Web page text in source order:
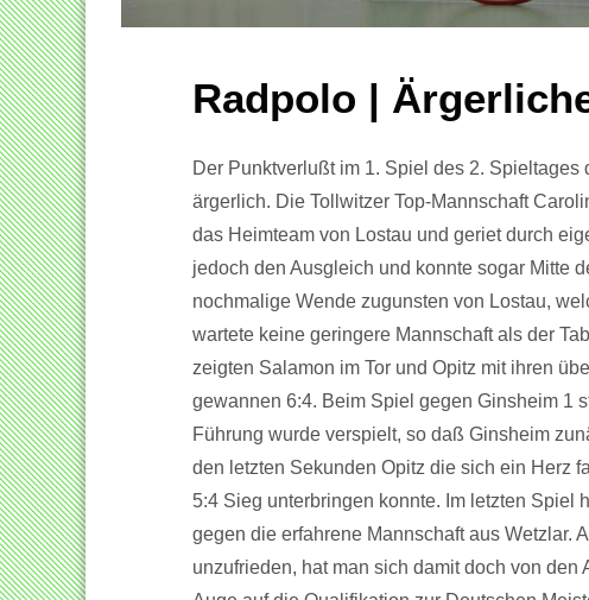
Radpolo |
Der Punktverlußt im 1. Spiel des 2.
ärgerlich. Die Tollwitzer Top-Mannschaft
das Heimteam von Lostau und geriet durch
jedoch den Ausgleich und konnte sogar Mitte
nochmalige Wende zugunsten von Lostau,
wartete keine geringere Mannschaft als der
zeigten Salamon im Tor und Opitz mit ihren
gewannen 6:4. Beim Spiel gegen Ginsheim 1
Führung wurde verspielt, so daß Ginsheim
den letzten Sekunden Opitz die sich ein Herz
5:4 Sieg unterbringen konnte. Im letzten Spiel
gegen die erfahrene Mannschaft aus Wetzlar.
unzufrieden, hat man sich damit doch von